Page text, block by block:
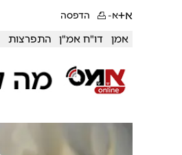
א+א- הדפסה
אמן דו"ח אמ"ן התפרצות